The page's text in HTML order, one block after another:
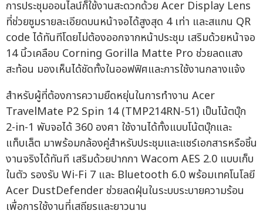
การประชุมออนไลน์ก็ใช้งานสะดวกด้วย Acer Display Lens
ที่ช่วยซูมรายละเอียดบนหน้าจอได้สูงสุด 4 เท่า และสแกน QR
code ได้ทันทีโดยไม่ต้องออกจากหน้าประชุม เสริมด้วยหน้าจอ
14 นิ้วเคลือบ Corning Gorilla Matte Pro ช่วยลดแสง
สะท้อน มองเห็นได้ชัดทั้งในออฟฟิศและการใช้งานกลางแจ้ง
สำหรับผู้ที่ต้องการความยืดหยุ่นในการทำงาน Acer
TravelMate P2 Spin 14 (TMP214RN-51) เป็นโน้ตบุ๊ก
2-in-1 พับจอได้ 360 องศา ใช้งานได้ทั้งแบบโน้ตบุ๊กและ
แท็บเล็ต มาพร้อมกล้องคู่สำหรับประชุมและแชร์เอกสารหรือชิ้น
งานจริงได้ทันที เสริมด้วยปากกา Wacom AES 2.0 แบบเก็บ
ในตัว รองรับ Wi-Fi 7 และ Bluetooth 6.0 พร้อมเทคโนโลยี
Acer DustDefender ช่วยลดฝุ่นในระบบระบายความร้อน
เพื่อการใช้งานที่เสถียรและยาวนาน